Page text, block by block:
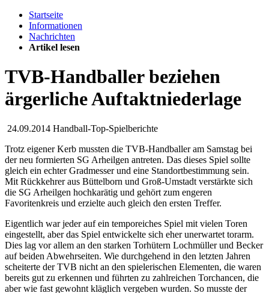
Startseite
Informationen
Nachrichten
Artikel lesen
TVB-Handballer beziehen
ärgerliche Auftaktniederlage
24.09.2014 Handball-Top-Spielberichte
Trotz eigener Kerb mussten die TVB-Handballer am Samstag bei
der neu formierten SG Arheilgen antreten. Das dieses Spiel sollte
gleich ein echter Gradmesser und eine Standortbestimmung sein.
Mit Rückkehrer aus Büttelborn und Groß-Umstadt verstärkte sich
die SG Arheilgen hochkarätig und gehört zum engeren
Favoritenkreis und erzielte auch gleich den ersten Treffer.
Eigentlich war jeder auf ein temporeiches Spiel mit vielen Toren
eingestellt, aber das Spiel entwickelte sich eher unerwartet torarm.
Dies lag vor allem an den starken Torhütern Lochmüller und Becker
auf beiden Abwehrseiten. Wie durchgehend in den letzten Jahren
scheiterte der TVB nicht an den spielerischen Elementen, die waren
bereits gut zu erkennen und führten zu zahlreichen Torchancen, die
aber wie fast gewohnt kläglich vergeben wurden. So musste der